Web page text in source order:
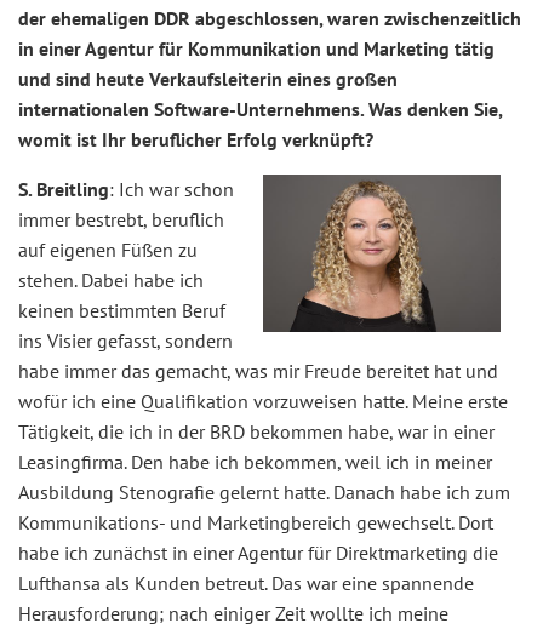
der ehemaligen DDR abgeschlossen, waren zwischenzeitlich
in einer Agentur für Kommunikation und Marketing tätig
und sind heute Verkaufsleiterin eines großen
internationalen Software-Unternehmens. Was denken Sie,
womit ist Ihr beruflicher Erfolg verknüpft?
S. Breitling: Ich war schon
immer bestrebt, beruflich
auf eigenen Füßen zu
stehen. Dabei habe ich
keinen bestimmten Beruf
ins Visier gefasst, sondern
habe immer das gemacht, was mir Freude bereitet hat und
wofür ich eine Qualifikation vorzuweisen hatte. Meine erste
Tätigkeit, die ich in der BRD bekommen habe, war in einer
Leasingfirma. Den habe ich bekommen, weil ich in meiner
Ausbildung Stenografie gelernt hatte. Danach habe ich zum
Kommunikations- und Marketingbereich gewechselt. Dort
habe ich zunächst in einer Agentur für Direktmarketing die
Lufthansa als Kunden betreut. Das war eine spannende
Herausforderung; nach einiger Zeit wollte ich meine